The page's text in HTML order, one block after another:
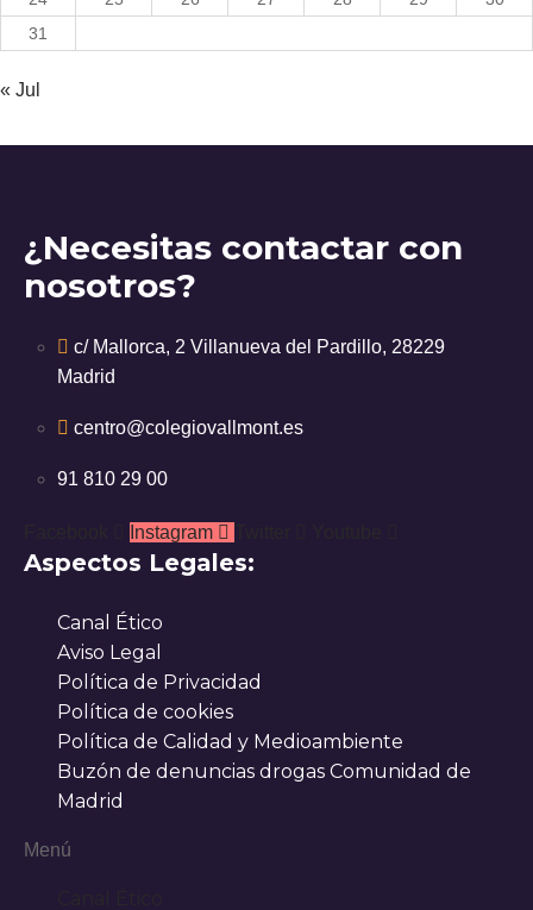
31
« Jul
¿Necesitas contactar con
nosotros?
c/ Mallorca, 2 Villanueva del Pardillo, 28229
Madrid
centro@colegiovallmont.es
91 810 29 00
Instagram
Aspectos Legales:
Canal Ético
Aviso Legal
Política de Privacidad
Política de cookies
Política de Calidad y Medioambiente
Buzón de denuncias drogas Comunidad de
Madrid
Menú